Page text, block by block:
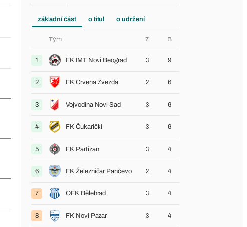
základní část o titul o udržení
Tým Z B
1 FK IMT Novi Beograd 3 9
2 FK Crvena Zvezda 2 6
3 Vojvodina Novi Sad 3 6
4 FK Čukarički 3 6
5 FK Partizan 3 4
6 FK Železničar Pančevo 2 4
7 OFK Bělehrad 3 4
8 FK Novi Pazar 3 4